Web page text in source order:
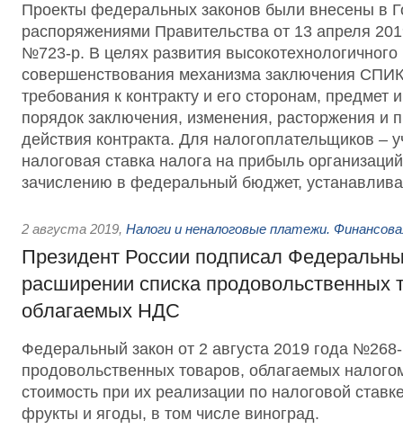
Проекты федеральных законов были внесены в
распоряжениями Правительства от 13 апреля
№723-р. В целях развития высокотехнологичного
совершенствования механизма заключения
требования к контракту и его сторонам, предмет
порядок заключения, изменения, расторжения и
действия контракта. Для налогоплательщиков –
налоговая ставка налога на прибыль
зачислению в федеральный бюджет,
2 августа 2019, Налоги и неналоговые платежи.
Президент России подписал
расширении списка продовольственных
облагаемых НДС
Федеральный закон от 2 августа 2019 года
продовольственных товаров, облагаемых
стоимость при их реализации по налоговой
фрукты и ягоды, в том числе виноград.